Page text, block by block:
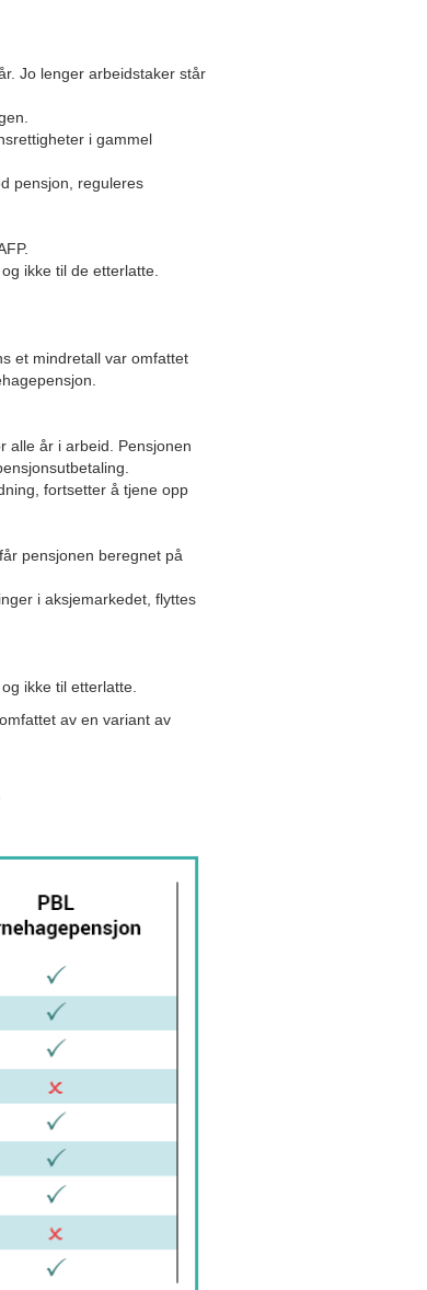
Jo lenger arbeidstaker står
i gammel
pensjon, reguleres
ikke til de etterlatte.
et mindretall var omfattet
alle år i arbeid. Pensjonen
fortsetter å tjene opp
pensjonen beregnet på
i aksjemarkedet, flyttes
ikke til etterlatte.
av en variant av